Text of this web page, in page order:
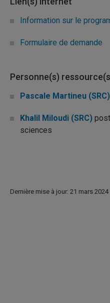
Information sur le
Formulaire de demande
Personne(s)
Pascale Martineu (SRC)
Khalil Miloudi (SRC)
sciences
Dernière mise à jour: 21 mars 2024